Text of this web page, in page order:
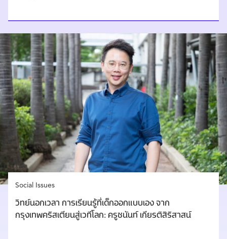
Social Issues
วิทย์นอกเวลา การเรียนรู้ที่เด็กออกแบบเอง จาก
กรุงเทพคริสเตียนสู่เวทีโลก: ครูชนันท์ เกียรติสิริสาสน์